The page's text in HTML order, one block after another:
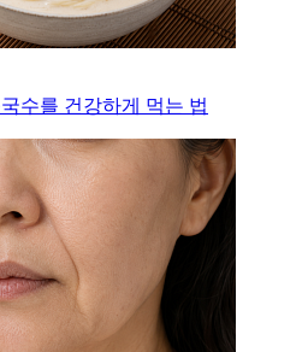
수를 건강하게 먹는 법